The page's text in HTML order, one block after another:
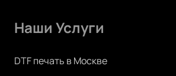
Наши Услуги
DTF печать в Москве